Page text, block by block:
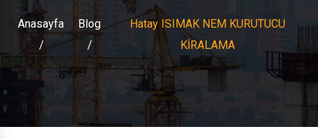
Anasayfa Blog
Hatay ISIMAK NEM KURUTUCU
KİRALAMA